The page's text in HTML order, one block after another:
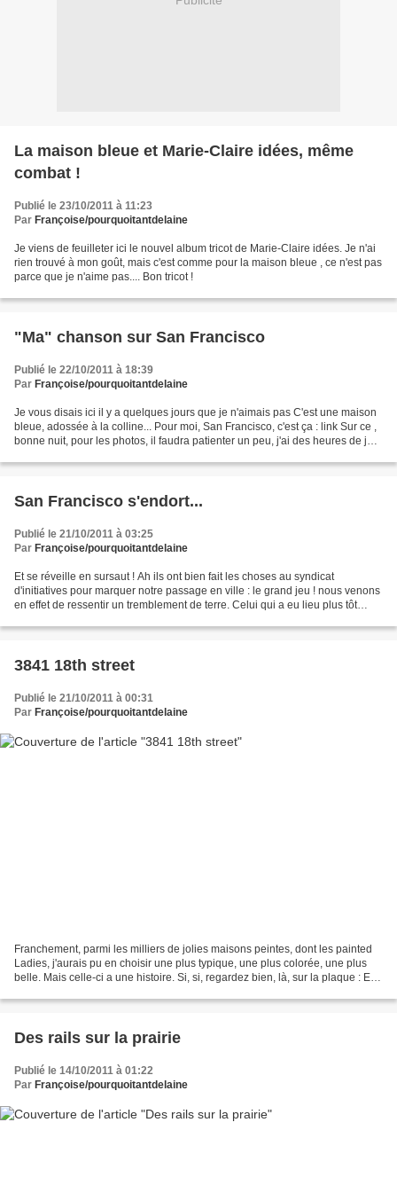
La maison bleue et Marie-Claire idées, même
combat !
Publié le 23/10/2011 à 11:23
Par Françoise/pourquoitantdelaine
Je viens de feuilleter ici le nouvel album tricot de Marie-Claire idées. Je n'ai
rien trouvé à mon goût, mais c'est comme pour la maison bleue , ce n'est pas
parce que je n'aime pas.... Bon tricot !
"Ma" chanson sur San Francisco
Publié le 22/10/2011 à 18:39
Par Françoise/pourquoitantdelaine
Je vous disais ici il y a quelques jours que je n'aimais pas C'est une maison
bleue, adossée à la colline... Pour moi, San Francisco, c'est ça : link Sur ce ,
bonne nuit, pour les photos, il faudra patienter un peu, j'ai des heures de jet
San Francisco s'endort...
Publié le 21/10/2011 à 03:25
Par Françoise/pourquoitantdelaine
Et se réveille en sursaut ! Ah ils ont bien fait les choses au syndicat
d'initiatives pour marquer notre passage en ville : le grand jeu ! nous venons
en effet de ressentir un tremblement de terre. Celui qui a eu lieu plus tôt
3841 18th street
Publié le 21/10/2011 à 00:31
Par Françoise/pourquoitantdelaine
Franchement, parmi les milliers de jolies maisons peintes, dont les painted
Ladies, j'aurais pu en choisir une plus typique, une plus colorée, une plus
belle. Mais celle-ci a une histoire. Si, si, regardez bien, là, sur la plaque : En
Des rails sur la prairie
Publié le 14/10/2011 à 01:22
Par Françoise/pourquoitantdelaine